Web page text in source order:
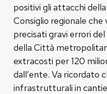
positivi gli attacchi
Consiglio regionale che
precisati gravi errori
della Città
extracosti per 120
dall’ente. Va ricordato
infrastrutturali in